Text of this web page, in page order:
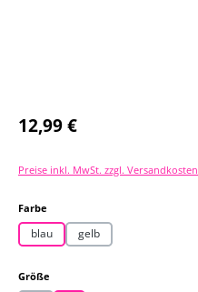
Regulärer Preis:
12,99 €
Preise inkl. MwSt. zzgl. Versandkosten
Farbe
blau gelb
Größe